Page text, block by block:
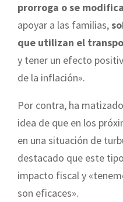
prorroga o se modifica
apoyar a las familias,
que utilizan el
y tener un efecto
de la inflación».
Por contra, ha
idea de que en los
en una situación de
destacado que este
impacto fiscal y
son eficaces».